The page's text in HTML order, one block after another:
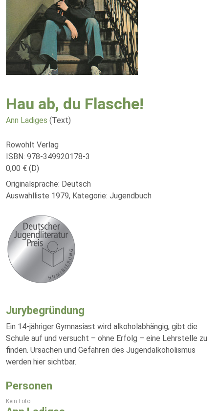
Hau ab, du Flasche!
Ann Ladiges (Text)
Rowohlt Verlag
ISBN: 978-349920178-3
0,00 € (D)
Originalsprache: Deutsch
Auswahlliste 1979, Kategorie: Jugendbuch
Jurybegründung
Ein 14-jähriger Gymnasiast wird alkoholabhängig, gibt die
Schule auf und versucht – ohne Erfolg – eine Lehrstelle zu
finden. Ursachen und Gefahren des Jugendalkoholismus
werden hier sichtbar.
Personen
Kein Foto